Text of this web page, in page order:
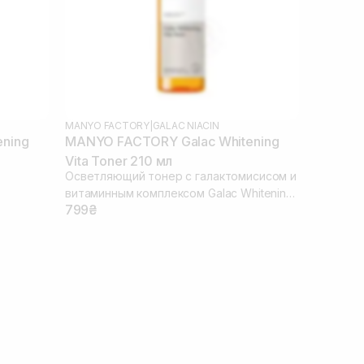
50
MANYO FACTORY| GALAC NIACIN
MANYO FACTORY Galac Whitening
Vita Toner 210 мл
Осветляющий тонер с галактомисисом и
витаминным комплексом Galac Whitening
Vita Toner 210 ml
799₴